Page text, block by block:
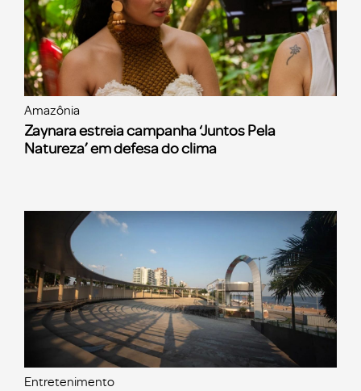
Amazônia
Zaynara estreia campanha ‘Juntos Pela
Natureza’ em defesa do clima
Entretenimento